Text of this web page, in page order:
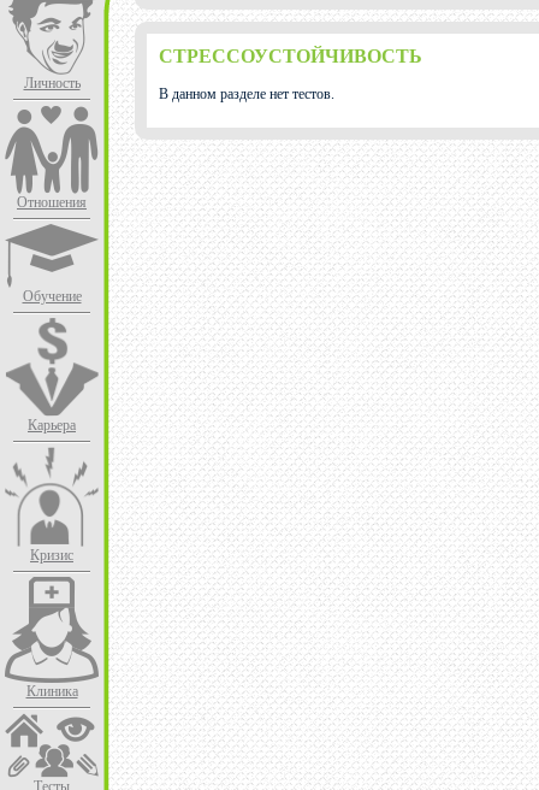
Личность
Отношения
Обучение
Карьера
Кризис
Клиника
Тесты
СТРЕССОУСТОЙЧИВОСТЬ
В данном разделе нет тестов.